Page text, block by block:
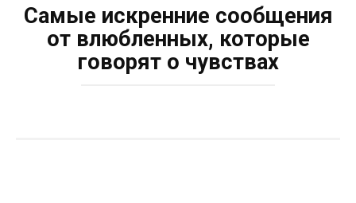
Самые искренние сообщения
от влюбленных, которые
говорят о чувствах